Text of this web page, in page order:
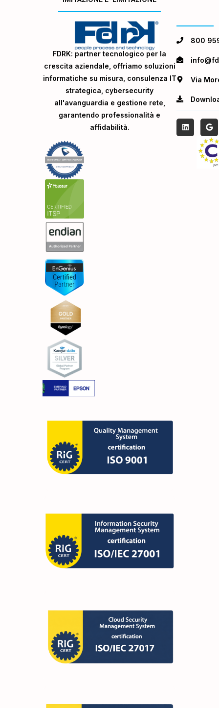
FDRK: partner tecnologico per la
crescita aziendale, offriamo soluzioni
informatiche su misura, consulenza IT
strategica, cybersecurity
all'avanguardia e gestione rete,
garantendo professionalità e
affidabilità.
800
Via